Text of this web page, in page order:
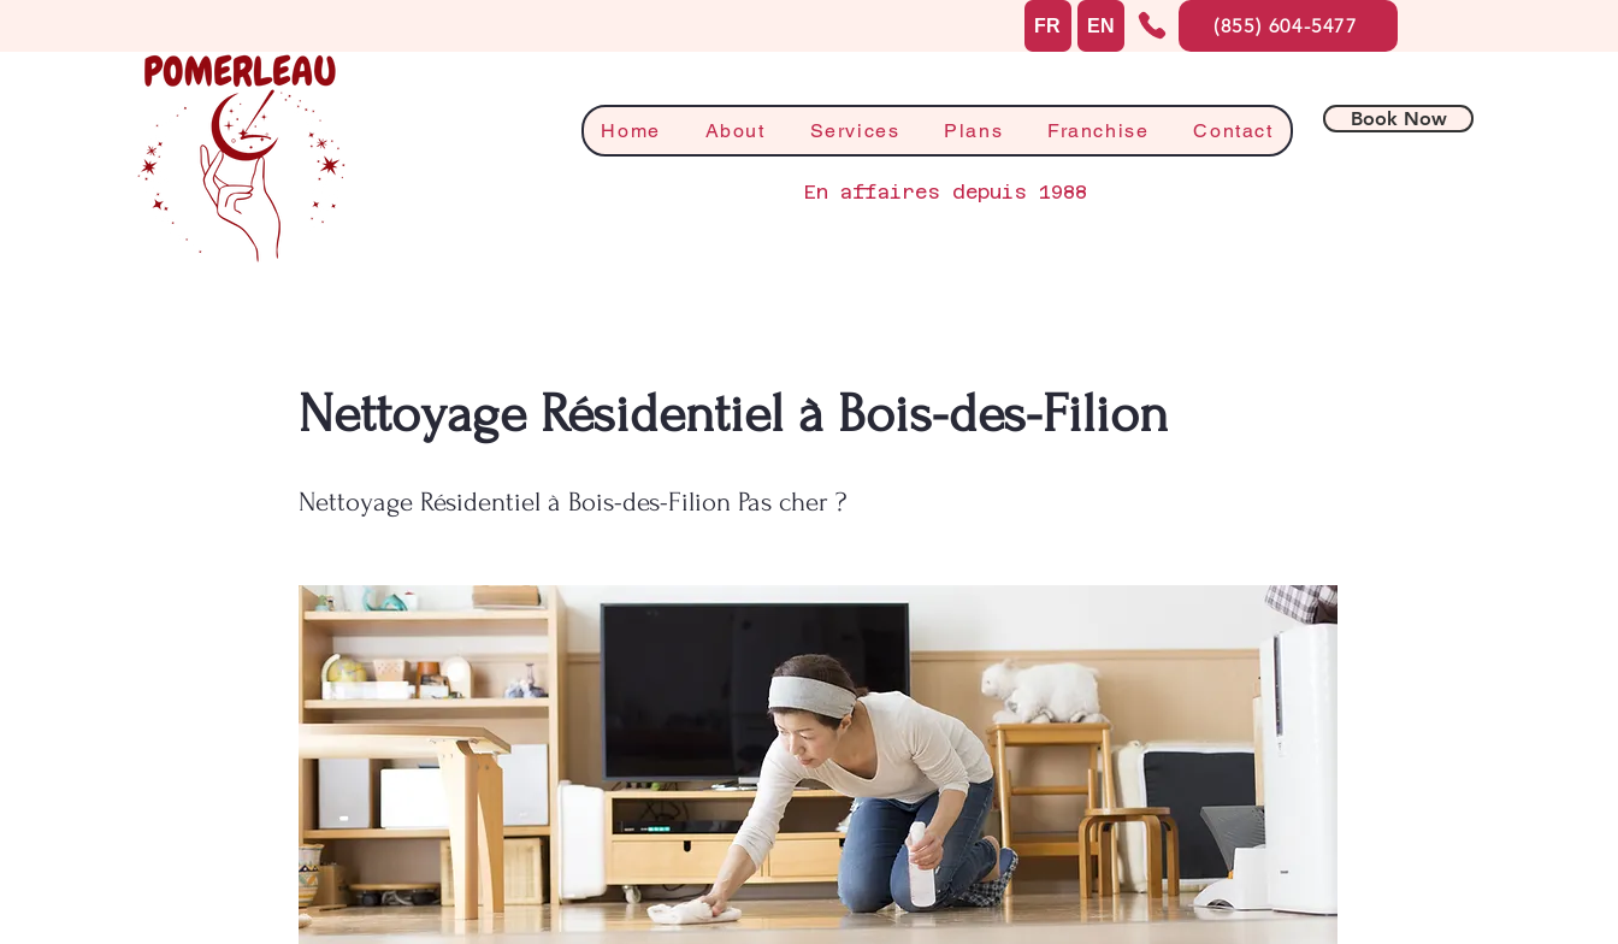
Home About Services Plans Franchise Contact
Book Now
En affaires depuis 1988
FR EN (855) 604-5477
Nettoyage Résidentiel à Bois-des-Filion
Nettoyage Résidentiel à Bois-des-Filion Pas cher ?